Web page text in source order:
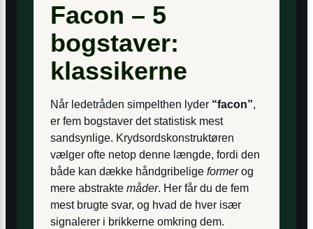
Facon – 5
bogstaver:
klassikerne
Når ledetråden simpelthen lyder “facon”,
er fem bogstaver det statistisk mest
sandsynlige. Krydsordskonstruktøren
vælger ofte netop denne længde, fordi den
både kan dække håndgribelige formerog
mere abstrakte måder. Her får du de fem
mest brugte svar, og hvad de hver især
signalerer i brikkerne omkring dem.